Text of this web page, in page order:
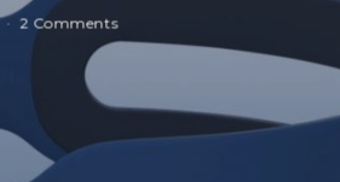
· 2 Comments